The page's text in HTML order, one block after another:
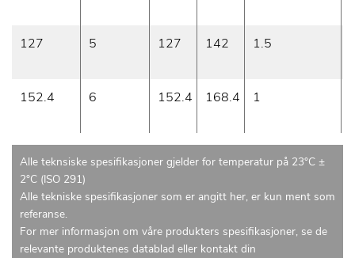
127 5 127 142 1.5
152.4 6 152.4 168.4 1
Alle teknsiske spesifikasjoner gjelder for temperatur på 23°C ±
2°C (ISO 291)
Alle tekniske spesifikasjoner som er angitt her, er kun ment som
referanse.
For mer informasjon om våre produkters spesifikasjoner, se de
relevante produktenes datablad eller kontakt din